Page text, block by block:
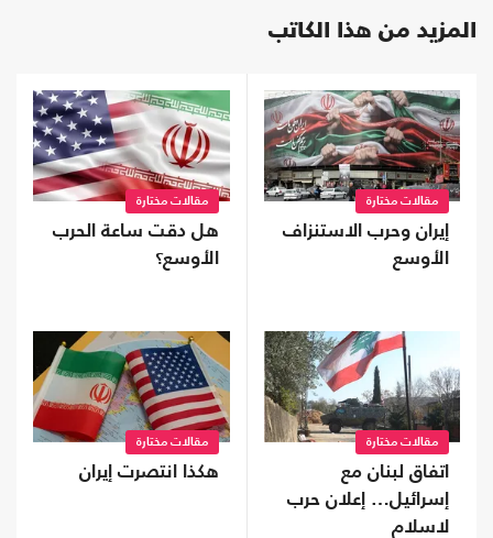
المزيد من هذا الكاتب
مقالات مختارة
إيران وحرب الاستنزاف
الأوسع
مقالات مختارة
هل دقت ساعة الحرب
الأوسع؟
مقالات مختارة
اتفاق لبنان مع
إسرائيل… إعلان حرب
لاسلام
مقالات مختارة
هكذا انتصرت إيران